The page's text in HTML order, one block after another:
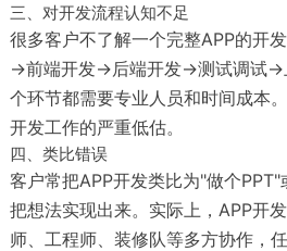
三、对开发流程认知不足
很多客户不了解一个完整APP的开
→前端开发→后端开发→测试调试→
个环节都需要专业人员和时间成本
开发工作的严重低估。
四、类比错误
客户常把APP开发类比为"做个
把想法实现出来。实际上，APP开
师、工程师、装修队等多方协作，